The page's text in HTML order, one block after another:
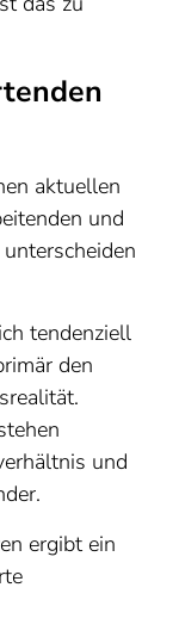
aktuellen
und
tendenziell
den
und
ergibt ein